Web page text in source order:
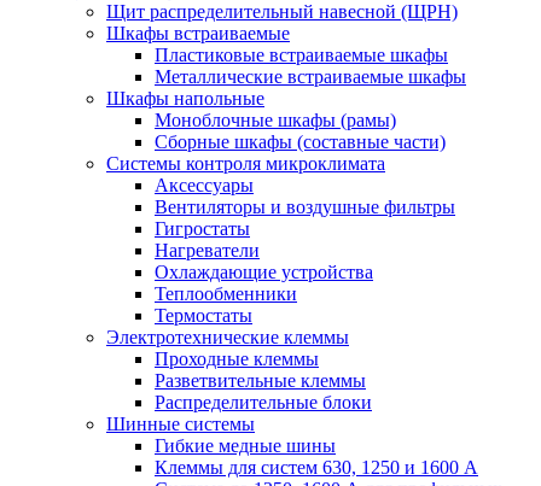
Щит распределительный навесной (ЩРН)
Шкафы встраиваемые
Пластиковые встраиваемые шкафы
Металлические встраиваемые шкафы
Шкафы напольные
Моноблочные шкафы (рамы)
Сборные шкафы (составные части)
Системы контроля микроклимата
Аксессуары
Вентиляторы и воздушные фильтры
Гигростаты
Нагреватели
Охлаждающие устройства
Теплообменники
Термостаты
Электротехнические клеммы
Проходные клеммы
Разветвительные клеммы
Распределительные блоки
Шинные системы
Гибкие медные шины
Клеммы для систем 630, 1250 и 1600 А